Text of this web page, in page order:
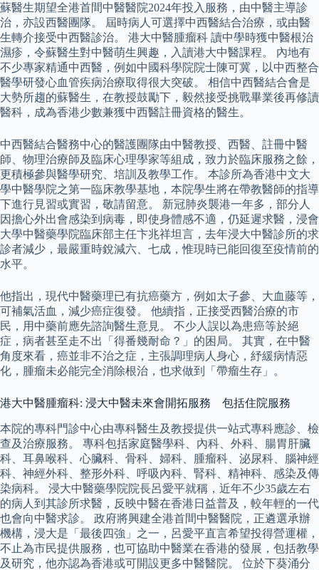
蘇醫生期望全港首間中醫醫院2024年投入服務，由中醫主導診
治，亦設西醫團隊。 屆時病人可選擇中西醫結合治療，或由醫
生轉介接受中西醫診治。 港大中醫腫瘤科 讀中學時獲中醫根治
濕疹，令蘇醫生對中醫萌生興趣，入讀港大中醫課程。 內地有
不少專家精通中西醫，例如中國科學院院士陳可冀，以中西整合
醫學研發心血管疾病治療取得很大突破。 相信中西醫結合會是
大勢所趨的蘇醫生，在教授鼓勵下，毅然接受挑戰畢業後再修讀
醫科，成為香港少數兼獲中西醫註冊資格的醫生。
中西醫結合醫務中心的醫護團隊由中醫教授、西醫、註冊中醫
師、物理治療師及臨床心理學家等組成，致力於臨床服務之餘，
更積極參與醫學研究、培訓及教學工作。 本診所為香港中文大
學中醫學院之第一臨床教學基地，本院學生將在帶教醫師的指導
下進行見習或實習，敬請留意。 新冠肺炎襲港一年多，部分人
因擔心外出會感染到病毒，即使身體感不適，仍延遲求醫，浸會
大學中醫藥學院臨床部主任卞兆祥坦言，去年浸大中醫診所的求
診者減少，最嚴重時銳減六、七成，惟現時已能回復至疫情前的
水平。
他指出，現代中醫藥理已有抗癌藥方，例如太子參、大血藤等，
可補氣活血，減少癌症復發。 他續指，正接受西醫治療的市
民，用中藥前應先諮詢醫生意見。 不少人誤以為患癌等於絕
症，病者甚至走不出「得番幾耐命？」的困局。 其實，在中醫
角度來看，癌並非不治之症，主張調理病人身心，紓緩病情惡
化，腫瘤未必能完全消除根治，也求做到「帶瘤生存」。
港大中醫腫瘤科: 浸大中醫未來會開拓服務 包括住院服務
本院的專科門診中心由專科醫生及教授提供一站式專科應診、檢
查及治療服務。 專科包括家庭醫學科、內科、外科、腸胃肝臟
科、耳鼻喉科、心臟科、骨科、婦科、腫瘤科、泌尿科、腦神經
科、神經外科、整形外科、呼吸內科、腎科、精神科、感染及傳
染病科。 浸大中醫藥學院院長呂愛平就稱，近年不少35歲左右
的病人到其診所求醫，反映中醫在香港日益普及，較年輕的一代
也會向中醫求診。 政府將興建全港首間中醫醫院，正遴選承辦
機構，浸大是「最後四強」之一，呂愛平直言希望投得營運權，
不止為市民提供服務，也可協助中醫業在香港的發展，包括教學
及研究，他亦認為香港或可開設更多中醫醫院。 位於下葵涌分